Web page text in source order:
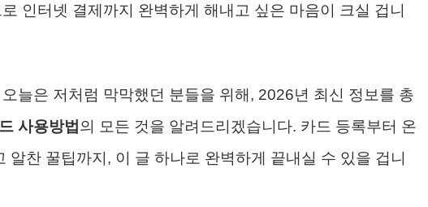
인터넷 결제까지 완벽하게 해내고 싶은 마음이 크실 겁니
늘은 저처럼 막막했던 분들을 위해, 2026년 최신 정보를 총
사용방법 의 모든 것을 알려드리겠습니다. 카드 등록부터 온
알찬 꿀팁까지, 이 글 하나로 완벽하게 끝내실 수 있을 겁니